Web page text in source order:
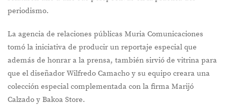
periodismo.
La agencia de relaciones públicas Muria Comunicaciones
tomó la iniciativa de producir un reportaje especial que
además de honrar a la prensa, también sirvió de vitrina para
que el diseñador Wilfredo Camacho y su equipo creara una
colección especial complementada con la firma Marijó
Calzado y Bakoa Store.